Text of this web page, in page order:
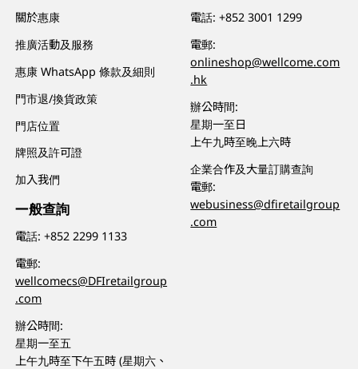
關於惠康
推廣活動及服務
惠康 WhatsApp 條款及細則
門市退/換貨政策
門店位置
牌照及許可證
加入我們
一般查詢
電話:+852 2299 1133
電郵:
wellcomecs@DFIretailgroup
.com
辦公時間:
星期一至五
上午九時至下午五時 (星期六、
電話:+852 3001 1299
電郵:
onlineshop@wellcome.com
.hk
辦公時間:
星期一至日
上午九時至晚上六時
企業合作及大量訂購查詢
電郵:
webusiness@dfiretailgroup
.com